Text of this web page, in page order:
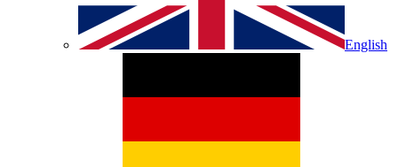
English